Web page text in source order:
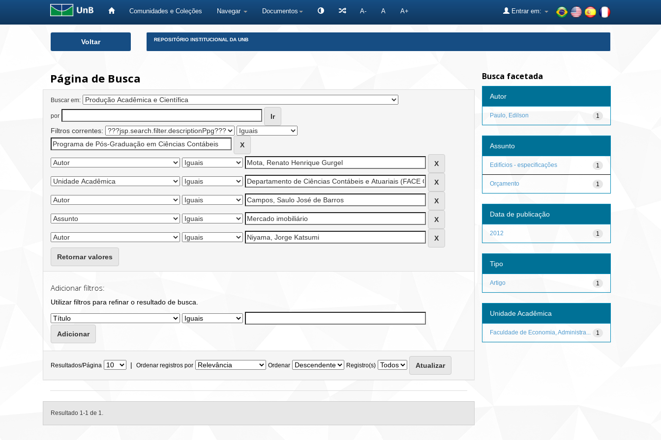
Comunidades e Coleções Navegar Documentos A- A A+ Entrar em:
Voltar REPOSITÓRIO INSTITUCIONAL DA UNB
Página de Busca
Buscar em:
por
Filtros correntes:
Retornar valores
Adicionar filtros:
Utilizar filtros para refinar o resultado de busca.
Resultados/Página | Ordenar registros por Ordenar Registro(s)
Resultado 1-1 de 1.
Busca facetada
Autor
1
Paulo, Edilson
Assunto
1
Edifícios - especificações
1
Orçamento
Data de publicação
1
2012
Tipo
1
Artigo
Unidade Acadêmica
1
Faculdade de Economia, Administra...